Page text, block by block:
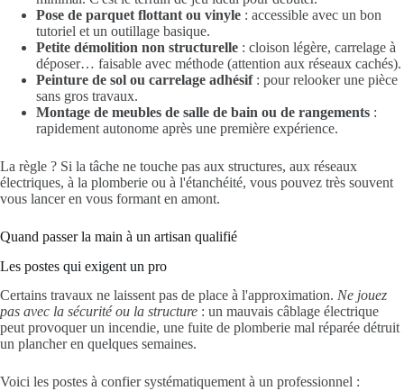
Pose de parquet flottant ou vinyle : accessible avec un bon
tutoriel et un outillage basique.
Petite démolition non structurelle : cloison légère, carrelage à
déposer… faisable avec méthode (attention aux réseaux cachés).
Peinture de sol ou carrelage adhésif: pour relooker une pièce
sans gros travaux.
Montage de meubles de salle de bain ou de rangements :
rapidement autonome après une première expérience.
La règle ? Si la tâche ne touche pas aux structures, aux réseaux
électriques, à la plomberie ou à l'étanchéité, vous pouvez très souvent
vous lancer en vous formant en amont.
Quand passer la main à un artisan qualifié
Les postes qui exigent un pro
Certains travaux ne laissent pas de place à l'approximation. Ne jouez
pas avec la sécurité ou la structure : un mauvais câblage électrique
peut provoquer un incendie, une fuite de plomberie mal réparée détruit
un plancher en quelques semaines.
Voici les postes à confier systématiquement à un professionnel :